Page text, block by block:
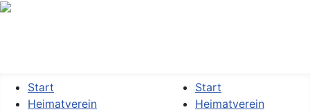
Start
Heimatverein
Start
Heimatverein